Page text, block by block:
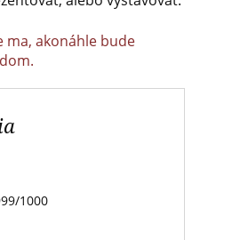
akonáhle bude
1000